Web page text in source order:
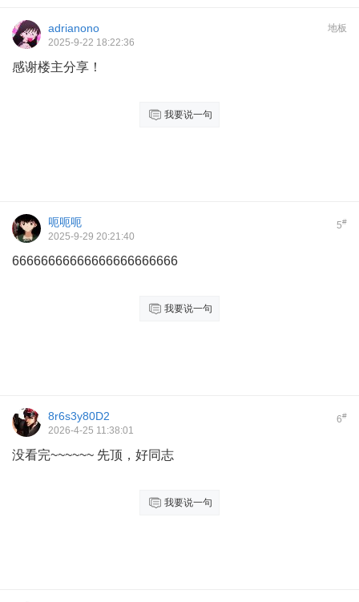
地板
adrianono
2025-9-22 18:22:36
感谢楼主分享！
我要说一句
5#
呃呃呃
2025-9-29 20:21:40
66666666666666666666666
我要说一句
6#
8r6s3y80D2
2026-4-25 11:38:01
没看完~~~~~~ 先顶，好同志
我要说一句